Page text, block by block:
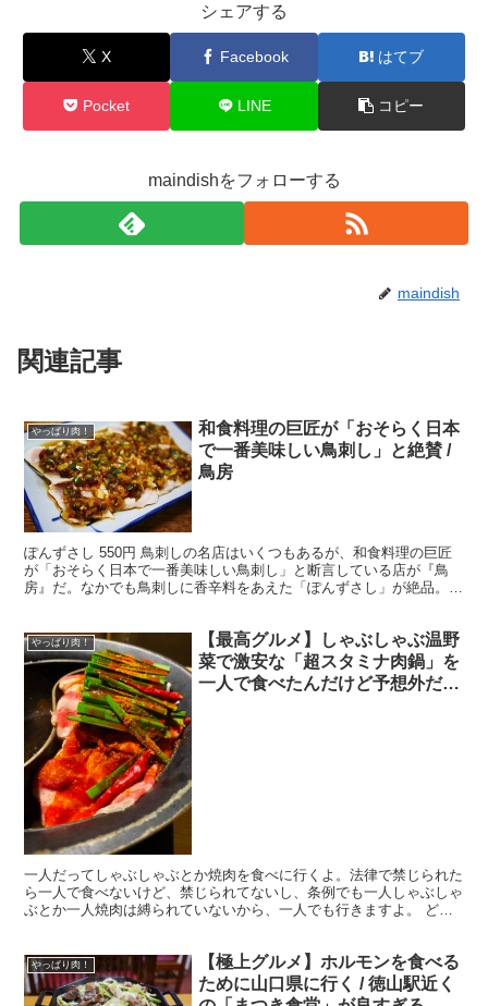
シェアする
X Facebook はてブ
Pocket LINE コピー
maindishをフォローする
maindish
関連記事
やっぱり肉！
和食料理の巨匠が「おそらく日本
で一番美味しい鳥刺し」と絶賛 /
鳥房
ぽんずさし 550円 鳥刺しの名店はいくつもあるが、和食料理の巨匠
が「おそらく日本で一番美味しい鳥刺し」と断言している店が『鳥
房』だ。なかでも鳥刺しに香辛料をあえた「ぽんずさし」が絶品。こ
やっぱり肉！
【最高グルメ】しゃぶしゃぶ温野
菜で激安な「超スタミナ肉鍋」を
一人で食べたんだけど予想外だっ
一人だってしゃぶしゃぶとか焼肉を食べに行くよ。法律で禁じられた
ら一人で食べないけど、禁じられてないし、条例でも一人しゃぶしゃ
ぶとか一人焼肉は縛られていないから、一人でも行きますよ。 どん
やっぱり肉！
【極上グルメ】ホルモンを食べる
ために山口県に行く / 徳山駅近く